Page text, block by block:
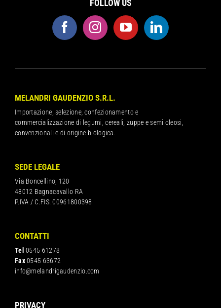
FOLLOW US
MELANDRI GAUDENZIO S.R.L.
Importazione, selezione, confezionamento e
commercializzazione di legumi, cereali, zuppe e semi oleosi,
convenzionali e di origine biologica.
SEDE LEGALE
Via Boncellino, 120
48012 Bagnacavallo RA
P.IVA / C.FIS. 00961800398
CONTATTI
Tel 0545 61278
Fax0545 63672
info@melandrigaudenzio.com
PRIVACY